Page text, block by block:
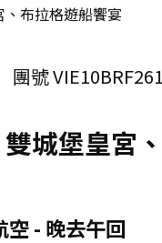
布拉格遊船饗宴
團號
城堡皇宮
空 晚去午回